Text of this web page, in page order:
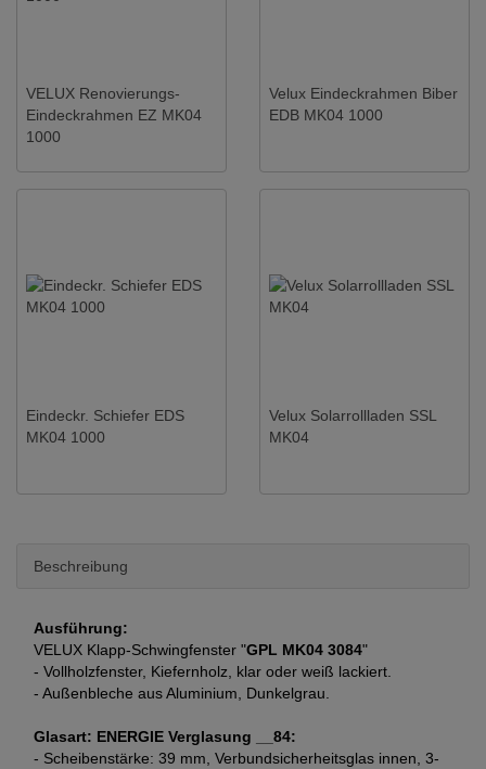
VELUX Renovierungs-
Eindeckrahmen EZ MK04
1000
Velux Eindeckrahmen Biber
EDB MK04 1000
Eindeckr. Schiefer EDS
MK04 1000
Velux Solarrollladen SSL
MK04
Beschreibung
Ausführung:
VELUX Klapp-Schwingfenster "GPL MK04 3084"
- Vollholzfenster, Kiefernholz, klar oder weiß lackiert.
- Außenbleche aus Aluminium, Dunkelgrau.
Glasart: ENERGIE Verglasung __84:
- Scheibenstärke: 39 mm, Verbundsicherheitsglas innen, 3-